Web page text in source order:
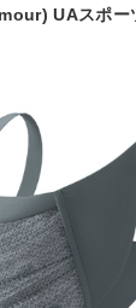
UAスポー